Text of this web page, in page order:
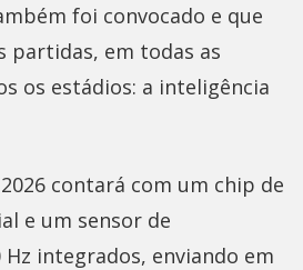
foi convocado e que
partidas, em todas as
os estádios: a inteligência
contará com um chip de
e um sensor de
integrados, enviando em